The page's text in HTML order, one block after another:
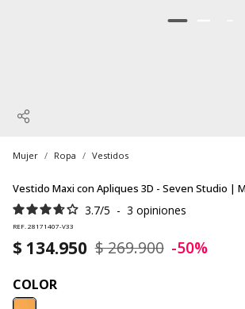
Mujer Ropa Vestidos
Vestido Maxi con Apliques 3D - Seven Studio |
3.7/5 - 3 opiniones
REF. 28171407-V33
$ 134.950 $ 269.900 -50%
COLOR